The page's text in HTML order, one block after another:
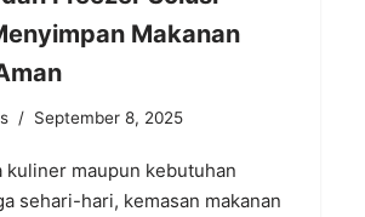
Makanan
September 8, 2025
kuliner maupun kebutuhan
sehari-hari, kemasan makanan